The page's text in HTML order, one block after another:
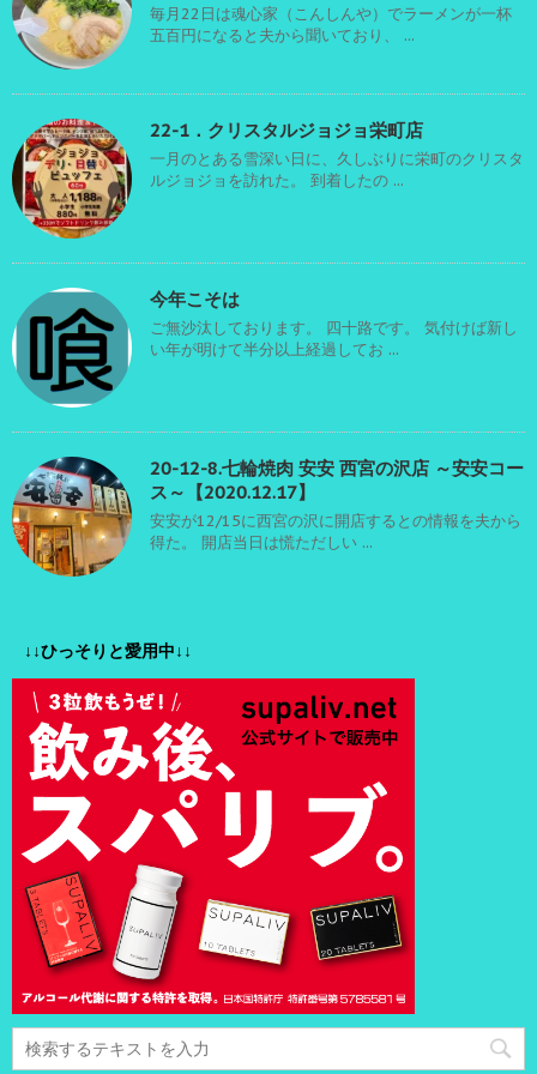
毎月22日は魂心家（こんしんや）でラーメンが一杯
五百円になると夫から聞いており、 ...
22-1．クリスタルジョジョ栄町店
一月のとある雪深い日に、久しぶりに栄町のクリスタ
ルジョジョを訪れた。 到着したの ...
今年こそは
ご無沙汰しております。 四十路です。 気付けば新し
い年が明けて半分以上経過してお ...
20-12-8.七輪焼肉 安安 西宮の沢店 ～安安コー
ス～【2020.12.17】
安安が12/15に西宮の沢に開店するとの情報を夫から
得た。 開店当日は慌ただしい ...
↓↓ひっそりと愛用中↓↓